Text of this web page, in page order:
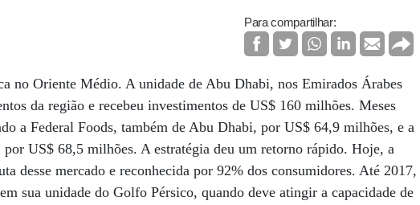
Para compartilhar:
no Oriente Médio. A unidade de Abu Dhabi, nos Emirados Árabes
da região e recebeu investimentos de US$ 160 milhões. Meses
a Federal Foods, também de Abu Dhabi, por US$ 64,9 milhões, e a
US$ 68,5 milhões. A estratégia deu um retorno rápido. Hoje, a
desse mercado e reconhecida por 92% dos consumidores. Até 2017,
sua unidade do Golfo Pérsico, quando deve atingir a capacidade de